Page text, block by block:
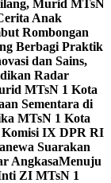
Murid MTsN
Anak
Rombongan
Berbagi Praktik
dan Sains,
Radar
MTsN 1 Kota
Sementara di
MTsN 1 Kota
Komisi IX DPR RI
Suarakan
AngkasaMenuju
ZI MTsN 1